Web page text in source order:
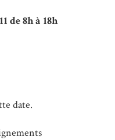
de 8h à 18h
date.